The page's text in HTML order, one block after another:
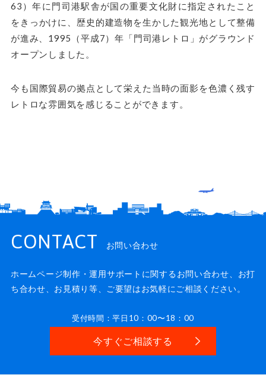
63）年に門司港駅舎が国の重要文化財に指定されたこと
をきっかけに、歴史的建造物を生かした観光地として整備
が進み、1995（平成7）年「門司港レトロ」がグラウンド
オープンしました。
今も国際貿易の拠点として栄えた当時の面影を色濃く残す
レトロな雰囲気を感じることができます。
CONTACT お問い合わせ
ホームページ制作・運用サポートに関するお問い合わせ、 お打
ち合わせ、お見積り等、ご要望はお気軽にご相談ください。
受付時間：平日10：00〜18：00
今すぐご相談する